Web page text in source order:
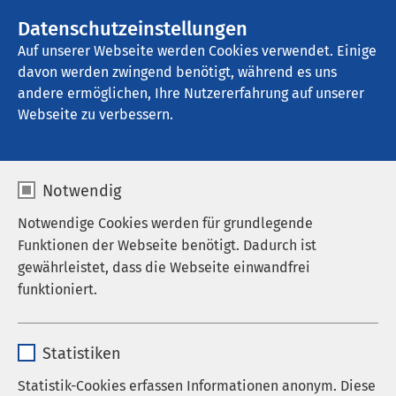
Datenschutzeinstellungen
Auf unserer Webseite werden Cookies verwendet. Einige
davon werden zwingend benötigt, während es uns
andere ermöglichen, Ihre Nutzererfahrung auf unserer
Webseite zu verbessern.
Notwendig
Notwendige Cookies werden für grundlegende
Funktionen der Webseite benötigt. Dadurch ist
gewährleistet, dass die Webseite einwandfrei
funktioniert.
Anbieter sgalinski
Statistiken
Statistik-Cookies erfassen Informationen anonym. Diese
AMEOS Klinikum Warendorf „Joseph
Zumloh“
Endoprothesenzentrum
(EPZmax)